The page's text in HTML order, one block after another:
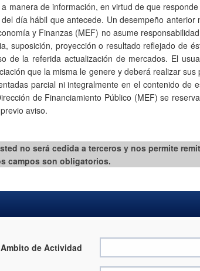
manera de información, en virtud de que
día hábil que antecede. Un desempeño anterior
y Finanzas (MEF) no asume
suposición, proyección o resultado reflejado de
la referida actualización de mercados. El
que la misma le genere y deberá realizar
parcial ni integralmente en el contenido de
de Financiamiento Público (MEF) se
aviso.​
no será cedida a terceros y nos permite
campos son obligatorios.​​
Ambito de Actividad